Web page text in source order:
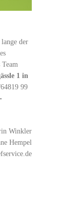
der
1 in
99
Winkler
Hempel